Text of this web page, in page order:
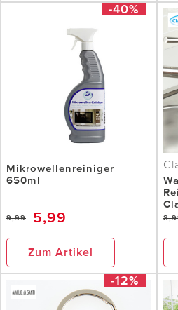
-40%
Mikrowellenreiniger
650ml
9,99 5,99
Zum Artikel
-12%